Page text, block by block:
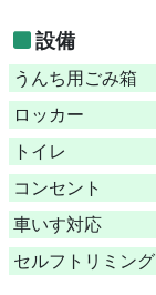
設備
うんち用ごみ箱
ロッカー
トイレ
コンセント
車いす対応
セルフトリミング